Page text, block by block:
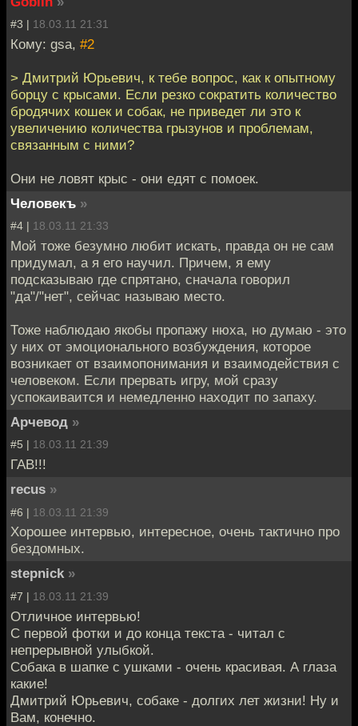
#3 | 18.03.11 21:31
Кому: gsa, #2
> Дмитрий Юрьевич, к тебе вопрос, как к опытному
борцу с крысами. Если резко сократить количество
бродячих кошек и собак, не приведет ли это к
увеличению количества грызунов и проблемам,
связанным с ними?
Они не ловят крыс - они едят с помоек.
Человекъ »
#4 | 18.03.11 21:33
Мой тоже безумно любит искать, правда он не сам
придумал, а я его научил. Причем, я ему
подсказываю где спрятано, сначала говорил
"да"/"нет", сейчас называю место.
Тоже наблюдаю якобы пропажу нюха, но думаю - это
у них от эмоционального возбуждения, которое
возникает от взаимопонимания и взаимодействия с
человеком. Если прервать игру, мой сразу
успокаиваится и немедленно находит по запаху.
Арчевод »
#5 | 18.03.11 21:39
ГАВ!!!
recus »
#6 | 18.03.11 21:39
Хорошее интервью, интересное, очень тактично про
бездомных.
stepnick »
#7 | 18.03.11 21:39
Отличное интервью!
С первой фотки и до конца текста - читал с
непрерывной улыбкой.
Собака в шапке с ушками - очень красивая. А глаза
какие!
Дмитрий Юрьевич, собаке - долгих лет жизни! Ну и
Вам, конечно.